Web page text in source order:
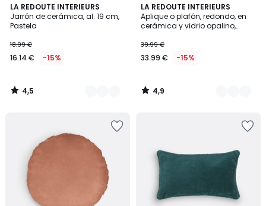
LA REDOUTE INTERIEURS
Jarrón de cerámica, al. 19 cm,
Pastela
18.99 €
16.14 € -15%
4,5
/ 5
3
Colores
4,5
/
LA REDOUTE INTERIEURS
Aplique o plafón, redondo, en
cerámica y vidrio opalino,
39.99 €
33.99 € -15%
4,9
/ 5
4
Colores
4,9
/